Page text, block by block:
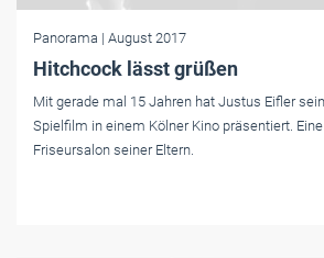
Panorama | August 2017
Hitchcock lässt grüßen
Mit gerade mal 15 Jahren hat Justus Eifler
Spielfilm in einem Kölner Kino präsentiert.
Friseursalon seiner Eltern.